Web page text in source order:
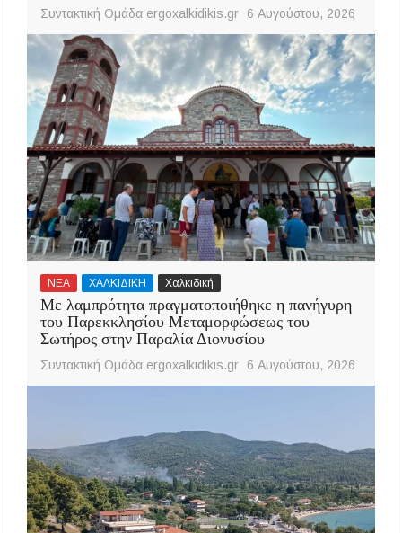
Συντακτική Ομάδα ergoxalkidikis.gr 6 Αυγούστου, 2026
ΝΕΑ ΧΑΛΚΙΔΙΚΗ Χαλκιδική
Με λαμπρότητα πραγματοποιήθηκε η πανήγυρη
του Παρεκκλησίου Μεταμορφώσεως του
Σωτήρος στην Παραλία Διονυσίου
Συντακτική Ομάδα ergoxalkidikis.gr 6 Αυγούστου, 2026